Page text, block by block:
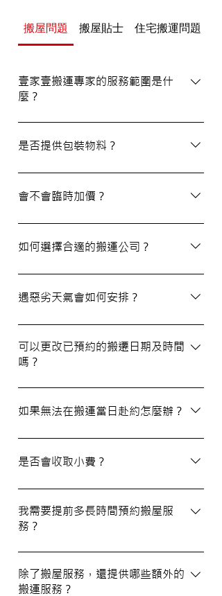
搬屋問題 搬屋貼士 住宅搬運問題
壹家壹搬運專家的服務範圍是什
麼？
壹家壹搬運專家的服務覆蓋港九及新界，無
論是一般搬屋服務還是商務搬遷，我們都能
是否提供包裝物料？
是的，我們會為客戶提供包裝物料。如有需
要，請隨時與我們的客戶服務員查詢。
會不會臨時加價？
我們的報價透明，會根據您提供的物品清單
提供合理預算，絕無隱藏費用。除非搬運當
約定的費用。
如何選擇合適的搬運公司？
選擇一間合適的搬運公司非常重要，建議您
選擇經驗豐富、提供專業服務且預算合理的
擇！
遇惡劣天氣會如何安排？
如搬屋當日遇上惡劣天氣，我們會提前與您
聯絡並安排改期。具體安排如下： 黑色暴
雨或八號熱帶氣旋警告於早上十時前發出：
我們會即時更新安排。 工作時間內解除警
可以更改已預約的搬遷日期及時間
嗎？
如果需要更改或取消已預約的搬運服務，請
在預定搬運日期前至少兩個工作日的下午三
50%作為行政費。
如果無法在搬運當日赴約怎麼辦？
若您無法在搬運當日赴約，請至少提前兩個
工作日的下午三時通知我們，否則我們將有
是否會收取小費？
我們不會向客戶索取小費，但客戶可自願性
地為搬運團隊作獎賞，以表達對我們服務的
滿意。
我需要提前多長時間預約搬屋服
務？
我們建議您在搬屋前一至三星期預約搬運日
期及時間，特別是在熱門的週末，以確保我
們能為您安排妥當的服務。
除了搬屋服務，還提供哪些額外的
搬運服務？